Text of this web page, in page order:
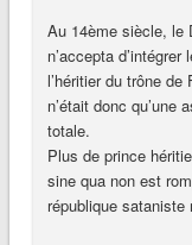
Au 14ème siècle, le
n’accepta
l’héritier du trône
n’était donc qu’une
totale.
Plus de prince
sine qua non est
république sataniste